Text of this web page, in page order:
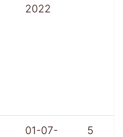
2022
01-07-
5